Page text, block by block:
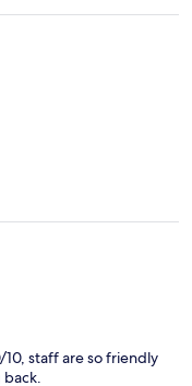
staff are so friendly